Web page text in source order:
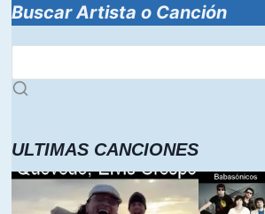
Buscar Artista o Canción
ULTIMAS CANCIONES